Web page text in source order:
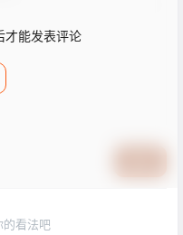
才能发表评论
的看法吧